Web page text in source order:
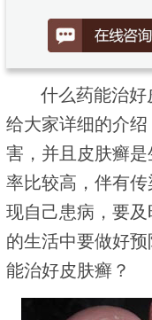
什么药能治好
给大家详细的介
害，并且皮肤癣
率比较高，伴有
现自己患病，要
的生活中要做好
能治好皮肤癣？